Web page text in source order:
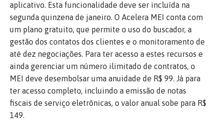
aplicativo. Esta funcionalidade deve ser incluída na
segunda quinzena de janeiro. O Acelera MEI conta com
um plano gratuito, que permite o uso do buscador, a
gestão dos contatos dos clientes e o monitoramento de
até dez negociações. Para ter acesso a estes recursos e
ainda gerenciar um número ilimitado de contratos, o
MEI deve desembolsar uma anuidade de R$ 99. Já para
ter acesso completo, incluindo a emissão de notas
fiscais de serviço eletrônicas, o valor anual sobe para R$
149.